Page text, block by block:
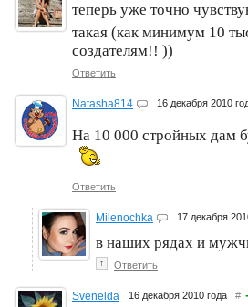
теперь уже точно
такая (как минимум 10
создателям!! ))
Ответить
Natasha814 16 декабря 2010
На 10 000 стройных дам
Ответить
Milenochka 17 декабря
в наших рядах и
↑ Ответить
Svenelda 16 декабря 2010 года #